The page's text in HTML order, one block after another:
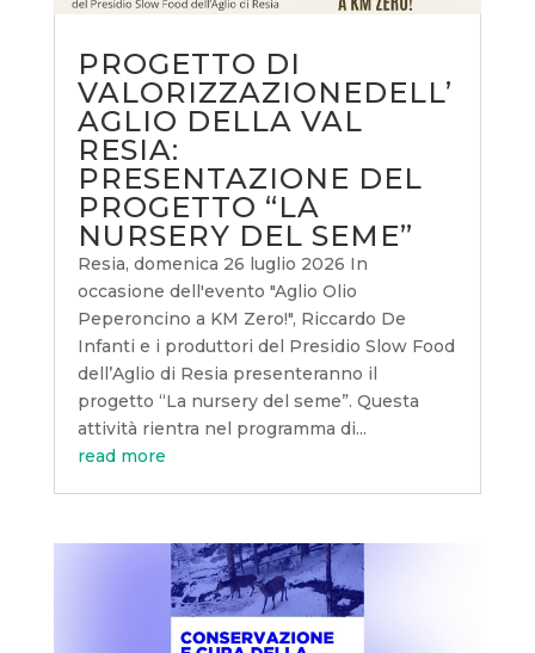
PROGETTO DI
VALORIZZAZIONEDELL’
AGLIO DELLA VAL
RESIA:
PRESENTAZIONE DEL
PROGETTO “LA
NURSERY DEL SEME”
Resia, domenica 26 luglio 2026 In
occasione dell'evento "Aglio Olio
Peperoncino a KM Zero!", Riccardo De
Infanti e i produttori del Presidio Slow Food
dell’Aglio di Resia presenteranno il
progetto “La nursery del seme”. Questa
attività rientra nel programma di...
read more